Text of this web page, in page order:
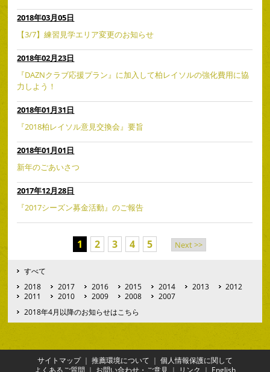
2018年03月05日
【3/7】練習見学エリア変更のお知らせ
2018年02月23日
『DAZNクラブ応援プラン』に加入して柏レイソルの強化費用に協
力しよう！
2018年01月31日
『2018柏レイソル意見交換会』要旨
2018年01月01日
新年のごあいさつ
2017年12月28日
『2017シーズン募金活動』のご報告
1 2 3 4 5 Next >>
すべて
2018
2017 2016 2015 2014 2013
2012
2011
2010 2009 2008
2007
2018年4月以降のお知らせはこちら
サイトマップ｜ 推薦環境について ｜ 個人情報保護に関して
よくあるご質問｜ お問い合わせ・ご意見 ｜ リンク ｜ English